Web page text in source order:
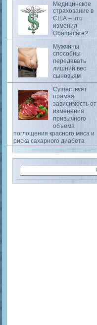
Медицинское
страхование в
США – что
изменил
Obamacare?
Мужчины
способны
передавать
лишний вес
сыновьям
Существует
прямая
зависимость от
изменения
привычного
объёма
поглощения красного мяса и
риска сахарного диабета